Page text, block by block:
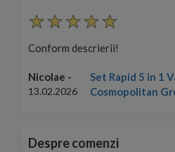
Conform descrierii!
Nicolae -
13.02.2026
Set Rapid 5 in 1
Cosmopolitan
Despre comenzi